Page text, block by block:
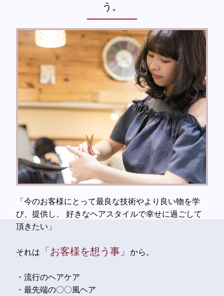
う。
「今のお客様にとって最良な技術やより良い物を学
び、提供し、
好きなヘアスタイルで幸せに過ごして
頂きたい」
それは 「お客様を想う事」から。
・流行のヘアケア
・最先端の〇〇風ヘア